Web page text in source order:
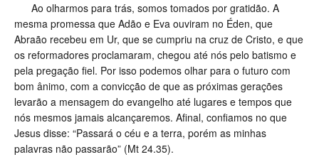
Ao olharmos para trás, somos tomados por gratidão. A
mesma promessa que Adão e Eva ouviram no Éden, que
Abraão recebeu em Ur, que se cumpriu na cruz de Cristo, e que
os reformadores proclamaram, chegou até nós pelo batismo e
pela pregação fiel. Por isso podemos olhar para o futuro com
bom ânimo, com a convicção de que as próximas gerações
levarão a mensagem do evangelho até lugares e tempos que
nós mesmos jamais alcançaremos. Afinal, confiamos no que
Jesus disse: “Passará o céu e a terra, porém as minhas
palavras não passarão” (Mt 24.35).